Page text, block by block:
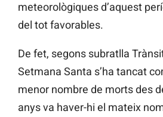
meteorològiques d’aquest
del tot favorables.
De fet, segons subratlla
Setmana Santa s’ha tancat
menor nombre de morts des
anys va haver-hi el mateix